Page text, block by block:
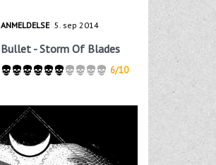
ANMELDELSE 5. sep 2014
Bullet - Storm Of Blades
6/10